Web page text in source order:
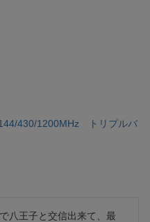
430/1200MHz トリプルバ
八王子と交信出来て、最